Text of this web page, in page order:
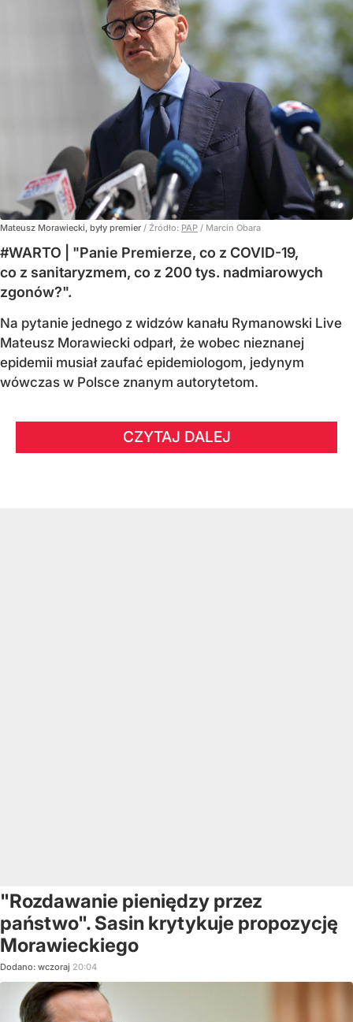
Mateusz Morawiecki, były premier / Źródło: PAP / Marcin Obara
#WARTO | "Panie Premierze, co z COVID-19,
co z sanitaryzmem, co z 200 tys. nadmiarowych
zgonów?".
Na pytanie jednego z widzów kanału Rymanowski Live
Mateusz Morawiecki odparł, że wobec nieznanej
epidemii musiał zaufać epidemiologom, jedynym
wówczas w Polsce znanym autorytetom.
CZYTAJ DALEJ
"Rozdawanie pieniędzy przez
państwo". Sasin krytykuje propozycję
Morawieckiego
Dodano: wczoraj 20:04